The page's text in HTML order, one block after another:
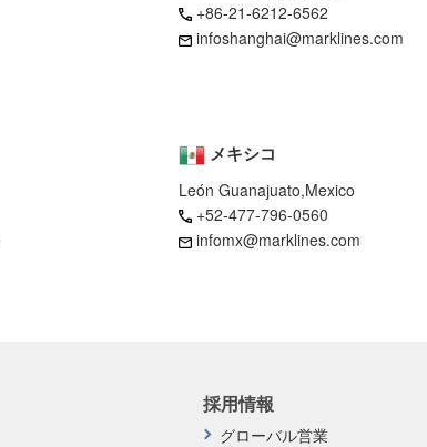
メキシコ
León Guanajuato,Mexico
+52-477-796-0560
infomx@marklines.com
+86-21-6212-6562
infoshanghai@marklines.com
採用情報
グローバル営業